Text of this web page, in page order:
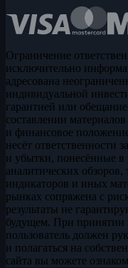
Ограничение
исключительно
адресована
индивидуальной
гарантией или
составлении
и финансовое
несёт ответственности
и убытки, понесённые в
аналитических
индикаторов и иных
рынках сопряжена с
результаты не
будущем. При
пользователь должен
и полагаться на
сайта вы можете